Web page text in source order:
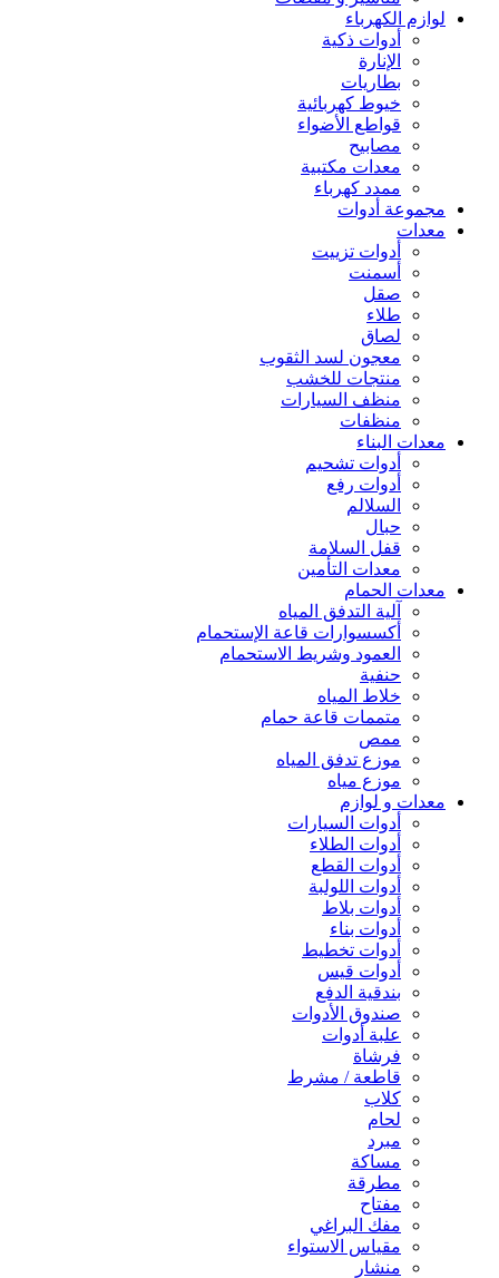
لوازم الكهرباء
أدوات ذكية
الإنارة
بطاريات
خيوط كهربائية
قواطع الأضواء
مصابيح
معدات مكتبية
ممدد كهرباء
مجموعة أدوات
معدات
أدوات تزييت
أسمنت
صقل
طلاء
لصاق
معجون لسد الثقوب
منتجات للخشب
منظف السيارات
منظفات
معدات البناء
أدوات تشحيم
أدوات رفع
السلالم
حبال
قفل السلامة
معدات التأمين
معدات الحمام
آلية التدفق المياه
أكسسوارات قاعة الإستحمام
العمود وشريط الاستحمام
حنفية
خلاط المياه
متممات قاعة حمام
ممص
موزع تدفق المياه
موزع مياه
معدات و لوازم
أدوات السيارات
أدوات الطلاء
أدوات القطع
أدوات اللولبة
أدوات بلاط
أدوات بناء
أدوات تخطيط
أدوات قيس
بندقية الدفع
صندوق الأدوات
علبة أدوات
فرشاة
قاطعة / مشرط
كلاب
لحام
مبرد
مساكة
مطرقة
مفتاح
مفك البراغي
مقياس الاستواء
منشار